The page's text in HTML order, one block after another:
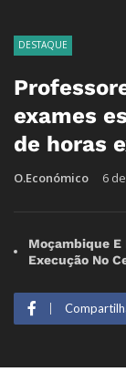
DESTAQUE
exames
de horas
O.Económico 6
Moçambique E
Execução No